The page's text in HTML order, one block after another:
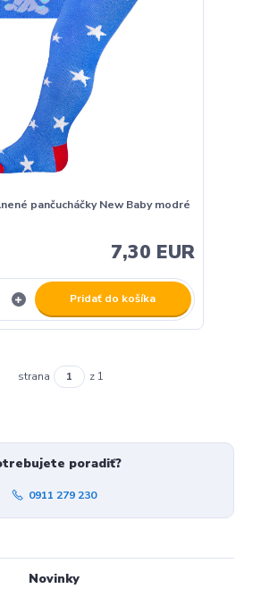
pančucháčky New Baby modré
7,30 EUR
Pridať do košíka
strana z 1
poradiť?
0911 279 230
Novinky